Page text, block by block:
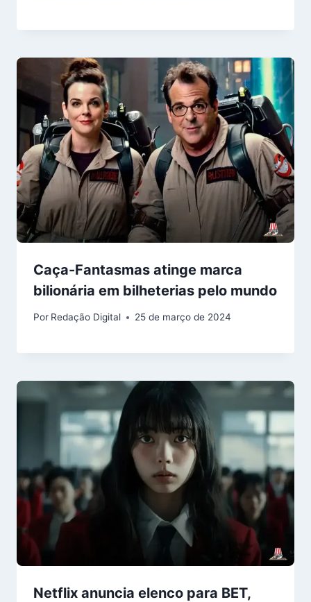
Caça-Fantasmas atinge marca
bilionária em bilheterias pelo mundo
Por Redação Digital 25 de março de 2024
Netflix anuncia elenco para BET,